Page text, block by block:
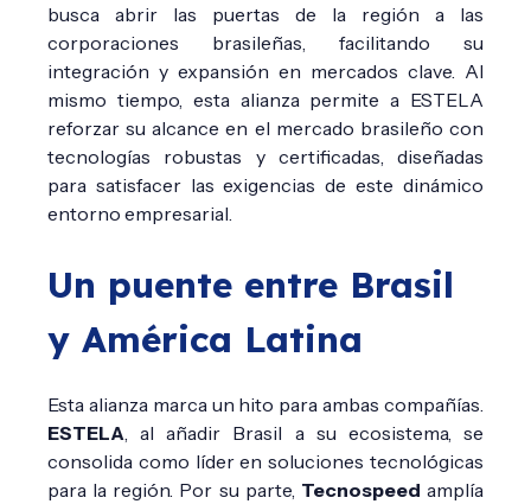
busca abrir las puertas de la región a las
corporaciones brasileñas, facilitando su
integración y expansión en mercados clave. Al
mismo tiempo, esta alianza permite a ESTELA
reforzar su alcance en el mercado brasileño con
tecnologías robustas y certificadas, diseñadas
para satisfacer las exigencias de este dinámico
entorno empresarial.
Un puente entre Brasil
y América Latina
Esta alianza marca un hito para ambas compañías.
ESTELA , al añadir Brasil a su ecosistema, se
consolida como líder en soluciones tecnológicas
para la región. Por su parte, Tecnospeed amplía